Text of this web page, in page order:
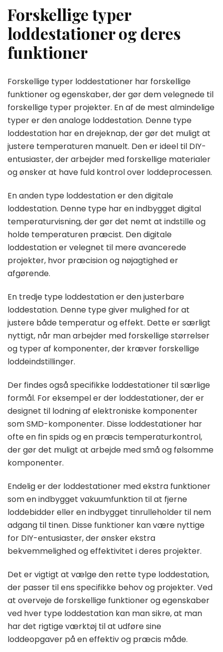
Forskellige typer
loddestationer og deres
funktioner
Forskellige typer loddestationer har forskellige
funktioner og egenskaber, der gør dem velegnede til
forskellige typer projekter. En af de mest almindelige
typer er den analoge loddestation. Denne type
loddestation har en drejeknap, der gør det muligt at
justere temperaturen manuelt. Den er ideel til DIY-
entusiaster, der arbejder med forskellige materialer
og ønsker at have fuld kontrol over loddeprocessen.
En anden type loddestation er den digitale
loddestation. Denne type har en indbygget digital
temperaturvisning, der gør det nemt at indstille og
holde temperaturen præcist. Den digitale
loddestation er velegnet til mere avancerede
projekter, hvor præcision og nøjagtighed er
afgørende.
En tredje type loddestation er den justerbare
loddestation. Denne type giver mulighed for at
justere både temperatur og effekt. Dette er særligt
nyttigt, når man arbejder med forskellige størrelser
og typer af komponenter, der kræver forskellige
loddeindstillinger.
Der findes også specifikke loddestationer til særlige
formål. For eksempel er der loddestationer, der er
designet til lodning af elektroniske komponenter
som SMD-komponenter. Disse loddestationer har
ofte en fin spids og en præcis temperaturkontrol,
der gør det muligt at arbejde med små og følsomme
komponenter.
Endelig er der loddestationer med ekstra funktioner
som en indbygget vakuumfunktion til at fjerne
loddebidder eller en indbygget tinrulleholder til nem
adgang til tinen. Disse funktioner kan være nyttige
for DIY-entusiaster, der ønsker ekstra
bekvemmelighed og effektivitet i deres projekter.
Det er vigtigt at vælge den rette type loddestation,
der passer til ens specifikke behov og projekter. Ved
at overveje de forskellige funktioner og egenskaber
ved hver type loddestation kan man sikre, at man
har det rigtige værktøj til at udføre sine
loddeopgaver på en effektiv og præcis måde.